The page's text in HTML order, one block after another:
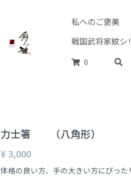
私へのご褒美
戦国武将家紋シ
0
力士箸 （八角形）
¥ 3,000
体格の良い方、手の大きい方にぴった